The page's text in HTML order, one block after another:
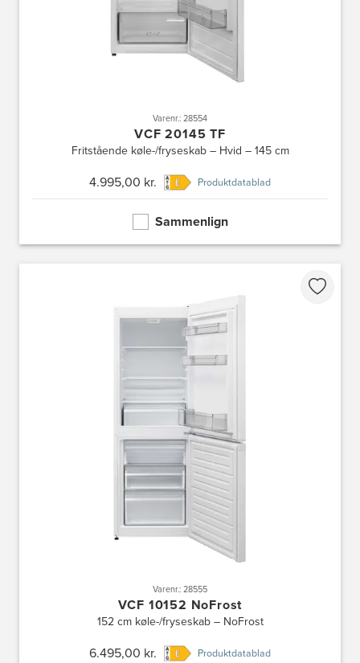
Varenr.: 28554
VCF 20145 TF
Fritstående køle-/fryseskab – Hvid – 145 cm
4.995,00 kr. Produktdatablad
Sammenlign
Varenr.: 28555
VCF 10152 NoFrost
152 cm køle-/fryseskab – NoFrost
6.495,00 kr. Produktdatablad